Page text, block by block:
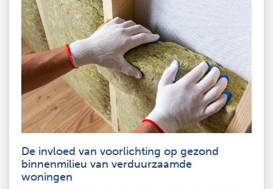
De invloed van voorlichting op gezond
binnenmilieu van verduurzaamde
woningen